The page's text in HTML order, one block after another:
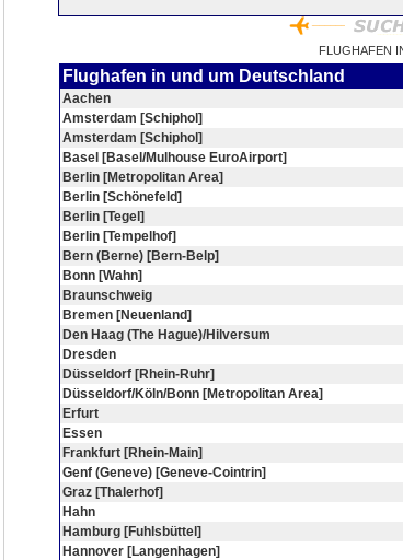
FLUGHAFEN
Flughafen in und um Deutschland
Aachen
Amsterdam [Schiphol]
Amsterdam [Schiphol]
Basel [Basel/Mulhouse EuroAirport]
Berlin [Metropolitan Area]
Berlin [Schönefeld]
Berlin [Tegel]
Berlin [Tempelhof]
Bern (Berne) [Bern-Belp]
Bonn [Wahn]
Braunschweig
Bremen [Neuenland]
Den Haag (The Hague)/Hilversum
Dresden
Düsseldorf [Rhein-Ruhr]
Düsseldorf/Köln/Bonn [Metropolitan Area]
Erfurt
Essen
Frankfurt [Rhein-Main]
Genf (Geneve) [Geneve-Cointrin]
Graz [Thalerhof]
Hahn
Hamburg [Fuhlsbüttel]
Hannover [Langenhagen]